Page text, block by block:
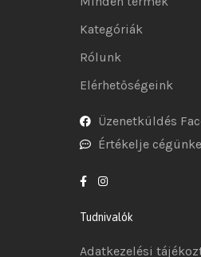
Kategóriák
Rólunk
Elérhetőségeink
Üzenetküldés
Értékelje
Tudnivalók
Adatkezelési